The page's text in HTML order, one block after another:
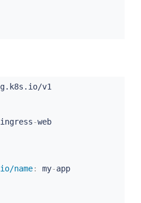
ingress-
web
name: my-app